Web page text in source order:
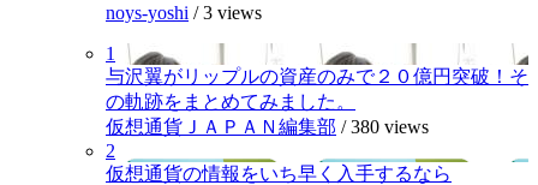
noys-yoshi /3 views
1
与沢翼がリップルの資産のみで２０億円突破！そ
の軌跡をまとめてみました。
仮想通貨ＪＡＰＡＮ編集部 /380 views
2
仮想通貨の情報をいち早く入手するなら